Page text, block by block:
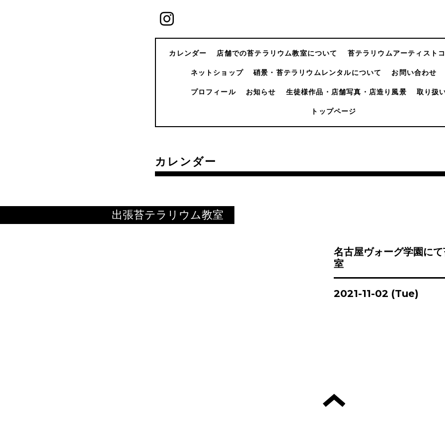
カレンダー 店舗での苔テラリウム教室について 苔テラリウムアーティスト
ネットショップ 硝景・苔テラリウムレンタルについて お問い合わせ
プロフィール お知らせ 生徒様作品・店舗写真・店造り風景 取り扱
トップページ
カレンダー
出張苔テラリウム教室
名古屋ヴォーグ学園に
室
2021-11-02 (Tue)